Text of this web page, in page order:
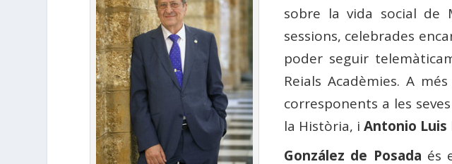
sobre la vida social de
sessions, celebrades
poder seguir
Reials Acadèmies. A
corresponents a les
la Història, iAntonio Luis
González de Posada és